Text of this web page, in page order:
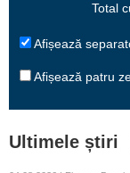
Total
Afișează
Afișează patru
Ultimele știri